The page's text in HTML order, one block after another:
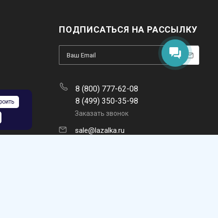
ПОДПИСАТЬСЯ НА РАССЫЛКУ
8 (800) 777-62-08
8 (499) 350-35-98
Заказать звонок
sale@lazalka.ru